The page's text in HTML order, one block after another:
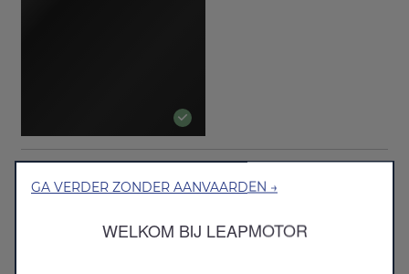
GA VERDER ZONDER AANVAARDEN →
WELKOM BIJ LEAPMOTOR